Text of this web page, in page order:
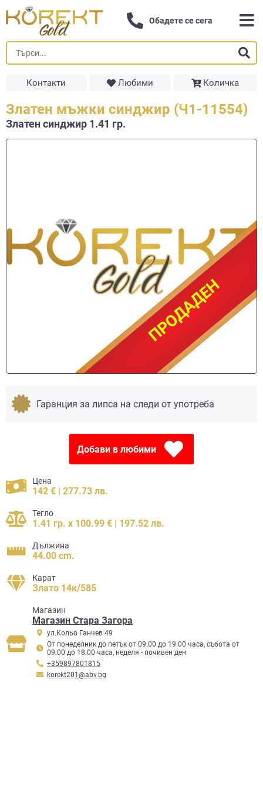
Обадете се сега
Контакти Любими Количка
Златен мъжки синджир (Ч1-11554)
Златен синджир 1.41 гр.
ПРОДАДЕН
ПРОДАДЕН
Гаранция за липса на следи от употреба
Добави в любими
Цена
142 € | 277.73 лв.
Тегло
1.41 гр. x 100.99 € | 197.52 лв.
Дължина
44.00 cm.
Карат
Злато 14к/585
Mагазин
Магазин Стара Загора
ул.Кольо Ганчев 49
От понеделник до петък от 09.00 до 19.00 часа, събота от
09.00 до 18.00 часа, неделя - почивен ден
+359897801815
korekt201@abv.bg